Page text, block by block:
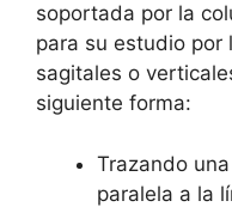
soportada por la
para su estudio por
sagitales o
siguiente forma:
Trazando
paralela a la